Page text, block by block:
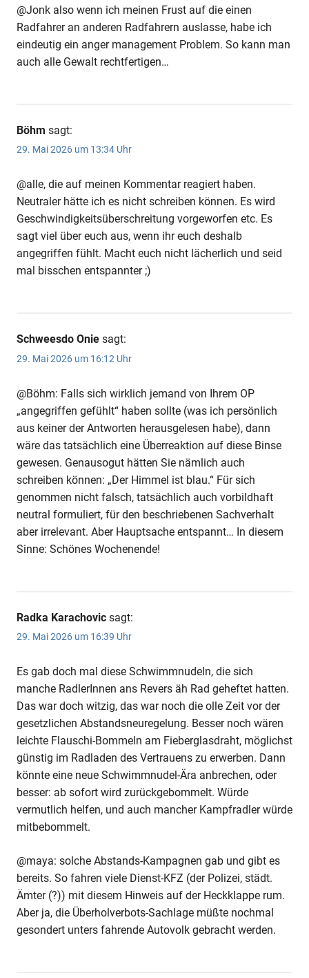
@Jonk also wenn ich meinen Frust auf die einen
Radfahrer an anderen Radfahrern auslasse, habe ich
eindeutig ein anger management Problem. So kann man
auch alle Gewalt rechtfertigen…
Böhm sagt:
29. Mai 2026 um 13:34 Uhr
@alle, die auf meinen Kommentar reagiert haben.
Neutraler hätte ich es nicht schreiben können. Es wird
Geschwindigkeitsüberschreitung vorgeworfen etc. Es
sagt viel über euch aus, wenn ihr euch deshalb
angegriffen fühlt. Macht euch nicht lächerlich und seid
mal bisschen entspannter ;⁠)
Schweesdo Onie sagt:
29. Mai 2026 um 16:12 Uhr
@Böhm: Falls sich wirklich jemand von Ihrem OP
„angegriffen gefühlt“ haben sollte (was ich persönlich
aus keiner der Antworten herausgelesen habe), dann
wäre das tatsächlich eine Überreaktion auf diese Binse
gewesen. Genausogut hätten Sie nämlich auch
schreiben können: „Der Himmel ist blau.“ Für sich
genommen nicht falsch, tatsächlich auch vorbildhaft
neutral formuliert, für den beschriebenen Sachverhalt
aber irrelevant. Aber Hauptsache entspannt… In diesem
Sinne: Schönes Wochenende!
Radka Karachovic sagt:
29. Mai 2026 um 16:39 Uhr
Es gab doch mal diese Schwimmnudeln, die sich
manche RadlerInnen ans Revers äh Rad geheftet hatten.
Das war doch witzig, das war noch die olle Zeit vor der
gesetzlichen Abstandsneuregelung. Besser noch wären
leichte Flauschi-Bommeln am Fieberglasdraht, möglichst
günstig im Radladen des Vertrauens zu erwerben. Dann
könnte eine neue Schwimmnudel-Ära anbrechen, oder
besser: ab sofort wird zurückgebommelt. Würde
vermutlich helfen, und auch mancher Kampfradler würde
mitbebommelt.
@maya: solche Abstands-Kampagnen gab und gibt es
bereits. So fahren viele Dienst-KFZ (der Polizei, städt.
Ämter (?)) mit diesem Hinweis auf der Heckklappe rum.
Aber ja, die Überholverbots-Sachlage müßte nochmal
gesondert unters fahrende Autovolk gebracht werden.